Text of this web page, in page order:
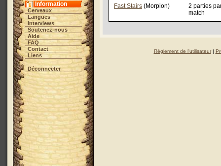
Information
Cerveaux
Langues
Interviews
Soutenez-nous
Aide
FAQ
Contact
Liens
Déconnecter
Fast Stairs (Morpion)
2 parties
match
Réglement de l'utilisateur|